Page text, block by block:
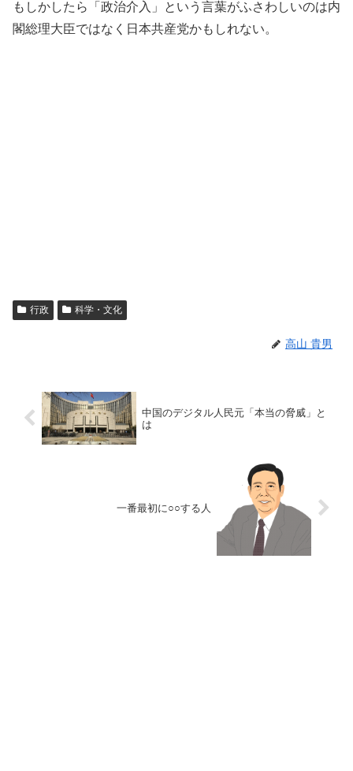
もしかしたら「政治介入」という言葉がふさわしいのは内
閣総理大臣ではなく日本共産党かもしれない。
行政 科学・文化
高山 貴男
中国のデジタル人民元「本当の脅威」と
は
一番最初に○○する人